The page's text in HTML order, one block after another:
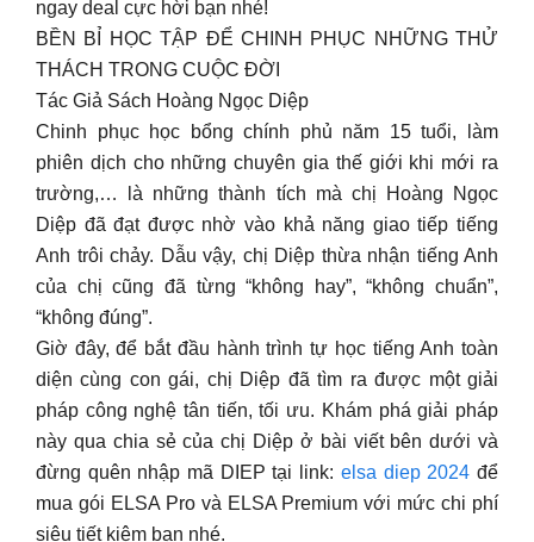
ngay deal cực hời bạn nhé!
BỀN BỈ HỌC TẬP ĐỂ CHINH PHỤC NHỮNG THỬ
THÁCH TRONG CUỘC ĐỜI
Tác Giả Sách Hoàng Ngọc Diệp
Chinh phục học bổng chính phủ năm 15 tuổi, làm
phiên dịch cho những chuyên gia thế giới khi mới ra
trường,… là những thành tích mà chị Hoàng Ngọc
Diệp đã đạt được nhờ vào khả năng giao tiếp tiếng
Anh trôi chảy. Dẫu vậy, chị Diệp thừa nhận tiếng Anh
của chị cũng đã từng “không hay”, “không chuẩn”,
“không đúng”.
Giờ đây, để bắt đầu hành trình tự học tiếng Anh toàn
diện cùng con gái, chị Diệp đã tìm ra được một giải
pháp công nghệ tân tiến, tối ưu. Khám phá giải pháp
này qua chia sẻ của chị Diệp ở bài viết bên dưới và
đừng quên nhập mã DIEP tại link: elsa diep 2024 để
mua gói ELSA Pro và ELSA Premium với mức chi phí
siêu tiết kiệm bạn nhé.